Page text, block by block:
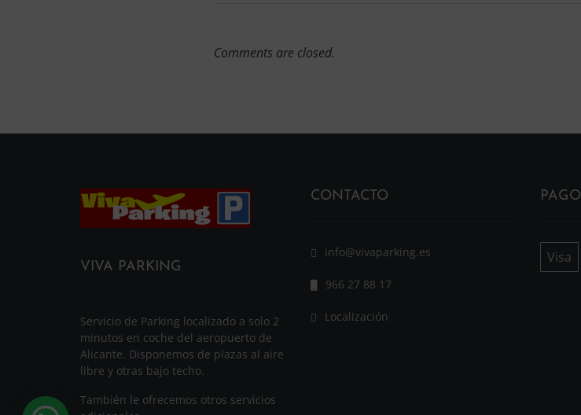
Comments are closed.
VIVA PARKING
Servicio de Parking localizado a solo 2
minutos en coche del aeropuerto de
Alicante. Disponemos de plazas al aire
libre y otras bajo techo.
También le ofrecemos otros servicios
CONTACTO
info@vivaparking.es
966 27 88 17
Localización
Visa